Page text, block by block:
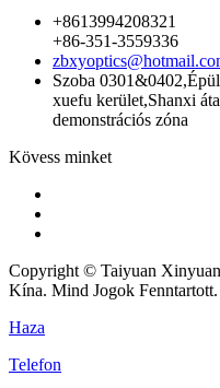
+8613994208321
+86-351-3559336
Szoba
xuefu kerület,Shanxi
demonstrációs zóna
Kövess minket
Copyright © Taiyuan
Kína. Mind Jogok Fenntartott.
Haza
Telefon